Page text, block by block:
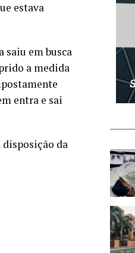
estava
saiu em busca
a medida
entra e sai
da